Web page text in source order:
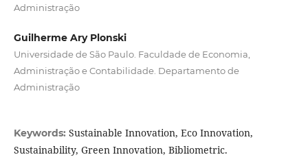
Administração
Guilherme Ary Plonski
Universidade de São Paulo. Faculdade de Economia,
Administração e Contabilidade. Departamento de
Administração
Keywords: Sustainable Innovation, Eco Innovation,
Sustainability, Green Innovation, Bibliometric.